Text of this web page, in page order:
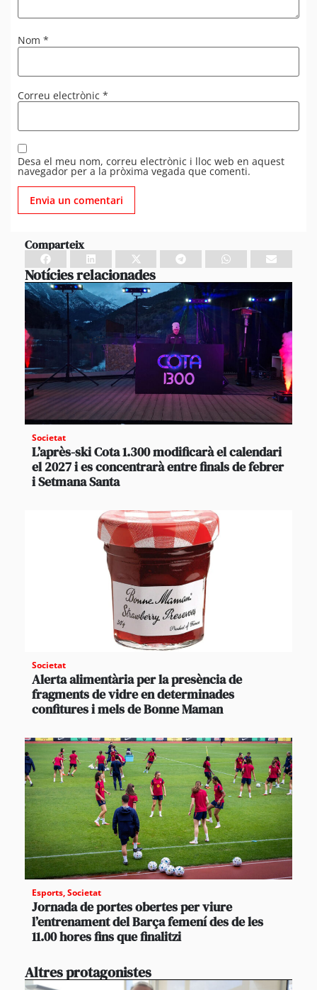
Nom *
Correu electrònic *
Desa el meu nom, correu electrònic i lloc web en aquest
navegador per a la pròxima vegada que comenti.
Comparteix
Notícies relacionades
Societat
L’après-ski Cota 1.300 modificarà el calendari
el 2027 i es concentrarà entre finals de febrer
i Setmana Santa
Societat
Alerta alimentària per la presència de
fragments de vidre en determinades
confitures i mels de Bonne Maman
Esports,Societat
Jornada de portes obertes per viure
l’entrenament del Barça femení des de les
11.00 hores fins que finalitzi
Altres protagonistes